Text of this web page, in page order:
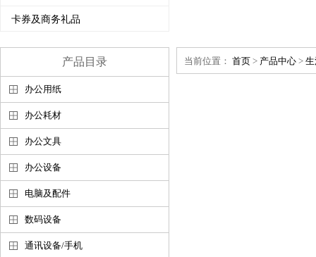
卡券及商务礼品
产品目录
办公用纸
办公耗材
办公文具
办公设备
电脑及配件
数码设备
通讯设备/手机
当前位置： 首页 > 产品中心 >